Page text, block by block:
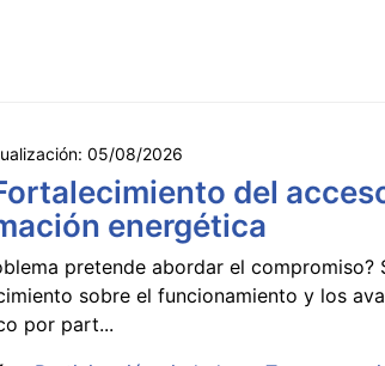
05/08/2026
del
energética
pretende abordar el compromiso?
sobre el funcionamiento y los
por part...